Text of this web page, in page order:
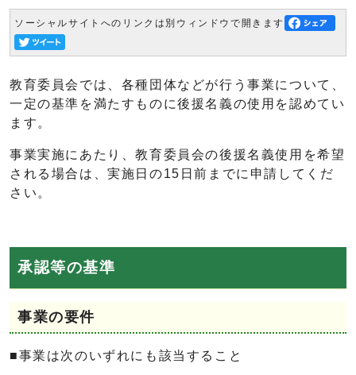
ソーシャルサイトへのリンクは別ウィンドウで開きます
教育委員会では、各種団体などが行う事業について、
一定の基準を満たすものに後援名義の使用を認めてい
ます。
事業実施にあたり、教育委員会の後援名義使用を希望
される場合は、実施日の15日前までに申請してくだ
さい。
承認等の基準
事業の要件
■事業は次のいずれにも該当すること